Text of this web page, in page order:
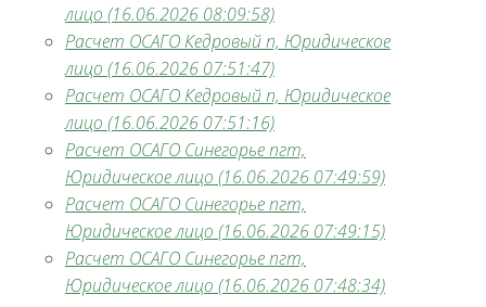
лицо (16.06.2026 08:09:58)
Расчет ОСАГО Кедровый п, Юридическое
лицо (16.06.2026 07:51:47)
Расчет ОСАГО Кедровый п, Юридическое
лицо (16.06.2026 07:51:16)
Расчет ОСАГО Синегорье пгт,
Юридическое лицо (16.06.2026 07:49:59)
Расчет ОСАГО Синегорье пгт,
Юридическое лицо (16.06.2026 07:49:15)
Расчет ОСАГО Синегорье пгт,
Юридическое лицо (16.06.2026 07:48:34)